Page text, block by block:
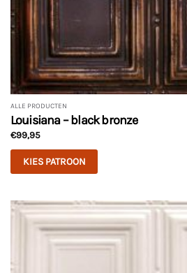
ALLE PRODUCTEN
Louisiana – black bronze
€99,95
KIES PATROON